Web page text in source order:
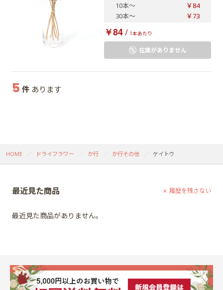
10本～
￥84
30本～ ￥73
￥84/ 1本あたり
在庫がありません
5 件 あります
HOME ドライフラワー か行 か行その他 ケイトウ
最近見た商品
最近見た商品がありません。
履歴を残さない